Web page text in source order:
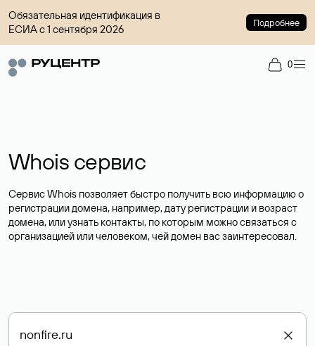
Обязательная идентификация в
ЕСИА с 1 сентября 2026
Подробнее
0
Whois сервис
Сервис Whois позволяет быстро получить всю информацию о
регистрации домена, например, дату регистрации и возраст
домена, или узнать контакты, по которым можно связаться с
организацией или человеком, чей домен вас заинтересовал.